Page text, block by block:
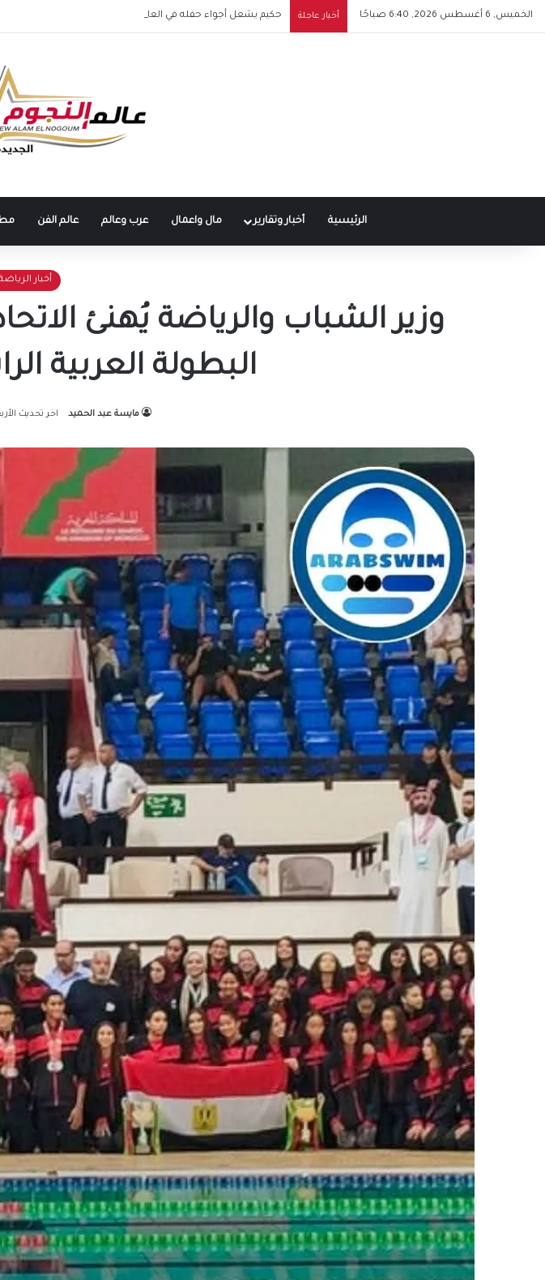
الخميس, 6 أغسطس 2026, 6:40 صباحًا أخبار عاجلة حكيم يشعل أجواء حفله في العاصمة الإدارية الجديدة بلوك شبابي
الرئيسية أخبار وتقارير مال واعمال عرب وعالم عالم الفن
أخبار
وزير الشباب والرياضة يُهنئ
البطولة العربية
مايسة عبد الحميد اخر تحديث الأربعاء, 3 سبتمبر 2025,